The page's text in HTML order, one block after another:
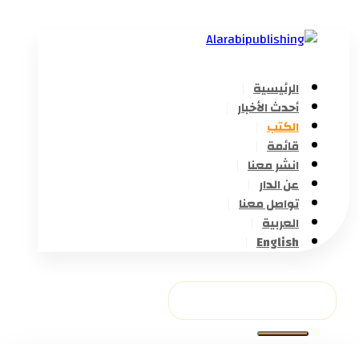
الرئيسية
أحدث الأخبار
الكتب
قائمة
انشر معنا
عن الدار
تواصل معنا
العربية
English